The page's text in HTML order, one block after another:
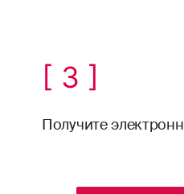
[ 3 ]
Получите